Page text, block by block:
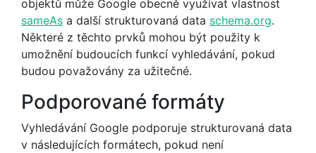
objektů může Google obecně využívat vlastnost
sameAs a další strukturovaná data schema.org.
Některé z těchto prvků mohou být použity k
umožnění budoucích funkcí vyhledávání, pokud
budou považovány za užitečné.
Podporované formáty
Vyhledávání Google podporuje strukturovaná data
v následujících formátech, pokud není